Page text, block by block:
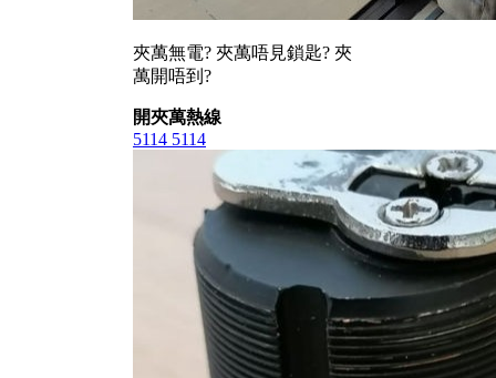
夾萬無電? 夾萬唔見鎖匙? 夾
萬開唔到?
開夾萬熱線
5114 5114